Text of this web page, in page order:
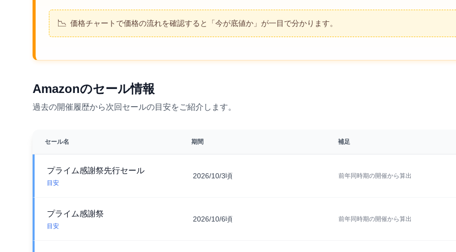
📉 価格チャートで価格の流れを確認すると「今が底値か」が一目で分かります。
Amazonのセール情報
過去の開催履歴から次回セールの目安をご紹介します。
セール名 期間 補足
プライム感謝祭先行セール
目安
2026/10/3頃 前年同時期の開催から算出
プライム感謝祭
目安
2026/10/6頃 前年同時期の開催から算出